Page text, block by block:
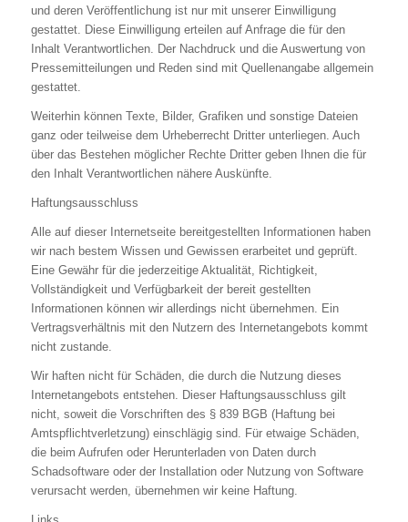
und deren Veröffentlichung ist nur mit unserer Einwilligung
gestattet. Diese Einwilligung erteilen auf Anfrage die für den
Inhalt Verantwortlichen. Der Nachdruck und die Auswertung von
Pressemitteilungen und Reden sind mit Quellenangabe allgemein
gestattet.
Weiterhin können Texte, Bilder, Grafiken und sonstige Dateien
ganz oder teilweise dem Urheberrecht Dritter unterliegen. Auch
über das Bestehen möglicher Rechte Dritter geben Ihnen die für
den Inhalt Verantwortlichen nähere Auskünfte.
Haftungsausschluss
Alle auf dieser Internetseite bereitgestellten Informationen haben
wir nach bestem Wissen und Gewissen erarbeitet und geprüft.
Eine Gewähr für die jederzeitige Aktualität, Richtigkeit,
Vollständigkeit und Verfügbarkeit der bereit gestellten
Informationen können wir allerdings nicht übernehmen. Ein
Vertragsverhältnis mit den Nutzern des Internetangebots kommt
nicht zustande.
Wir haften nicht für Schäden, die durch die Nutzung dieses
Internetangebots entstehen. Dieser Haftungsausschluss gilt
nicht, soweit die Vorschriften des § 839 BGB (Haftung bei
Amtspflichtverletzung) einschlägig sind. Für etwaige Schäden,
die beim Aufrufen oder Herunterladen von Daten durch
Schadsoftware oder der Installation oder Nutzung von Software
verursacht werden, übernehmen wir keine Haftung.